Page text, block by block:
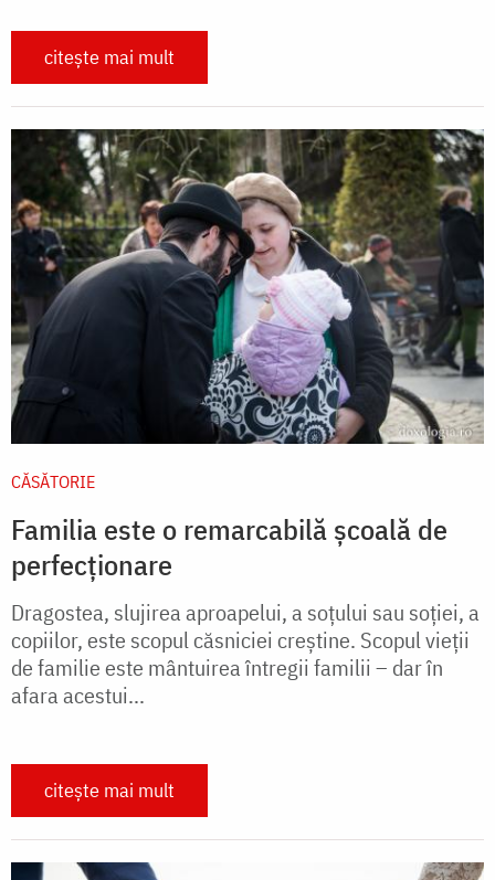
citește mai mult
CĂSĂTORIE
Familia este o remarcabilă școală de
perfecționare
Dragostea, slujirea aproapelui, a soțului sau soției, a
copiilor, este scopul căsniciei creștine. Scopul vieții
de familie este mântuirea întregii familii – dar în
afara acestui...
citește mai mult